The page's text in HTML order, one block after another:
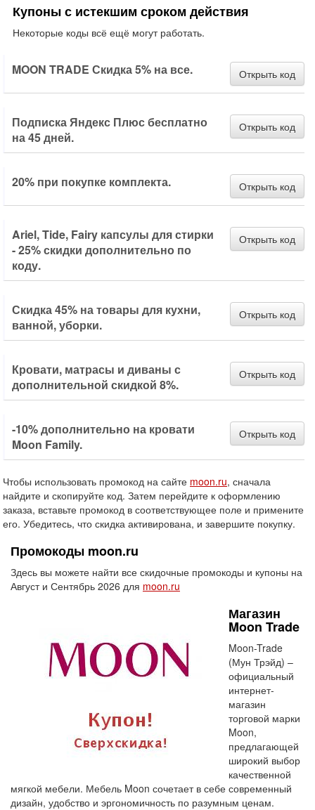
Купоны с истекшим сроком действия
Некоторые коды всё ещё могут работать.
MOON TRADE Скидка 5% на все. Открыть код
Подписка Яндекс Плюс бесплатно
на 45 дней.
Открыть код
20% при покупке комплекта. Открыть код
Ariel, Tide, Fairy капсулы для стирки
- 25% скидки дополнительно по
коду.
Открыть код
Скидка 45% на товары для кухни,
ванной, уборки.
Открыть код
Кровати, матрасы и диваны с
дополнительной скидкой 8%.
Открыть код
-10% дополнительно на кровати
Moon Family.
Открыть код
Чтобы использовать промокод на сайте moon.ru, сначала
найдите и скопируйте код. Затем перейдите к оформлению
заказа, вставьте промокод в соответствующее поле и примените
его. Убедитесь, что скидка активирована, и завершите покупку.
Промокоды moon.ru
Здесь вы можете найти все скидочные промокоды и купоны на
Август и Сентябрь 2026 для moon.ru
Магазин
Moon Trade
Moon-Trade
(Мун Трэйд) –
официальный
интернет-
магазин
торговой марки
Moon,
предлагающей
широкий выбор
качественной
мягкой мебели. Мебель Moon сочетает в себе современный
дизайн, удобство и эргономичность по разумным ценам.